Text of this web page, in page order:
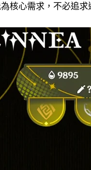
核心需求，不必追